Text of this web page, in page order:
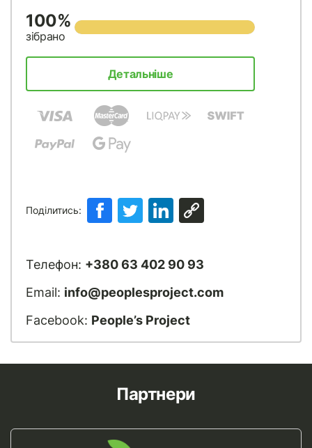
100%
зібрано
Детальніше
Поділитись:
Телефон: +380 63 402 90 93
Email: info@peoplesproject.com
Facebook: People’s Project
Партнери